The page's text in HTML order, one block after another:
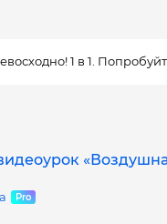
1 в 1.